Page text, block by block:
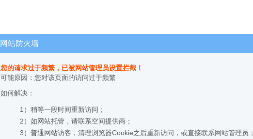
网站防火墙
您的请求过于频繁，已被网站管理员设置拦截！
可能原因：您对该页面的访问过于频繁
如何解决：
1）稍等一段时间重新访问；
2）如网站托管，请联系空间提供商；
3）普通网站访客，清理浏览器Cookie之后重新访问，或直接联系网站管理员；